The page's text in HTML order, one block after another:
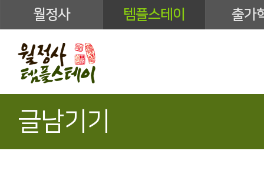
월정사 템플스테이 출가
글남기기